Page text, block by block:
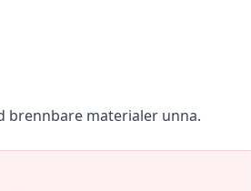
brennbare materialer unna.